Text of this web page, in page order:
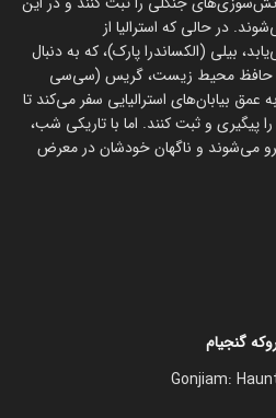
در حالی که استرالیا از
بیلی (الکساندرا پارک)، که به دنبال
حافظ محیط زیست، گریس (سی‌سی
بیابان‌های استرالیایی سفر می‌کند تا
پیگیری و ثبت کنند. اما با تاریکی شب،
می‌شوند و ناگهان خودشان در معرض
گنجیام
Gonjiam: